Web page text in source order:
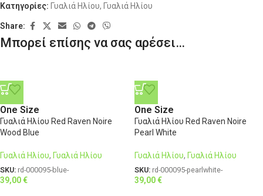
Κατηγορίες: Γυαλιά Ηλίου, Γυαλιά Ηλίου
Share:
Μπορεί επίσης να σας αρέσει…
One Size
Γυαλιά Ηλίου Red Raven Noire
Wood Blue
Γυαλιά Ηλίου, Γυαλιά Ηλίου
SKU: rd-000095-blue-
39,00€
One Size
Γυαλιά Ηλίου Red Raven Noire
Pearl White
Γυαλιά Ηλίου, Γυαλιά Ηλίου
SKU: rd-000095-pearlwhite-
39,00€